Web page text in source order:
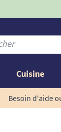
Cuisine
Besoin d'aide